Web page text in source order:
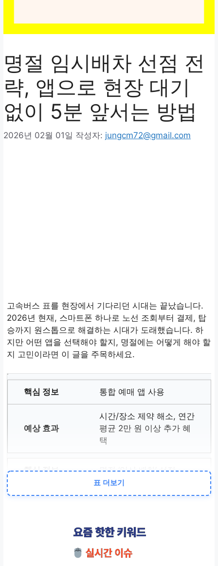
명절 임시배차 선점 전
략, 앱으로 현장 대기
없이 5분 앞서는 방법
2026년 02월 01일 작성자: jungcm72@gmail.com
고속버스 표를 현장에서 기다리던 시대는 끝났습니다.
2026년 현재, 스마트폰 하나로 노선 조회부터 결제, 탑
승까지 원스톱으로 해결하는 시대가 도래했습니다. 하
지만 어떤 앱을 선택해야 할지, 명절에는 어떻게 해야 할
지 고민이라면 이 글을 주목하세요.
통합 예매 앱 사용
시간/장소 제약 해소, 연간
평균 2만 원 이상 추가 혜
택
명절 ‘임시 배차’ 선점
현장 대비 5~10분 먼저 표
간편결제 및 할인 적용
청소년 20% 할인, 신규가
표 더보기